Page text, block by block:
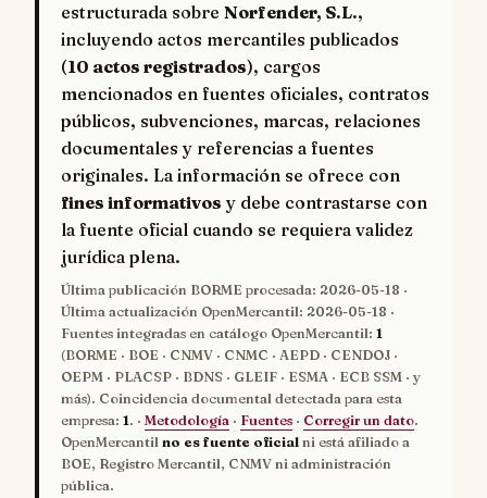
estructurada sobre Norfender, S.L.,
incluyendo actos mercantiles publicados
(10 actos registrados), cargos
mencionados en fuentes oficiales, contratos
públicos, subvenciones, marcas, relaciones
documentales y referencias a fuentes
originales. La información se ofrece con
fines informativos y debe contrastarse con
la fuente oficial cuando se requiera validez
jurídica plena.
Última publicación BORME procesada: 2026-05-18 ·
Última actualización OpenMercantil: 2026-05-18 ·
Fuentes integradas en catálogo OpenMercantil: 1
(BORME · BOE · CNMV · CNMC · AEPD · CENDOJ ·
OEPM · PLACSP · BDNS · GLEIF · ESMA · ECB SSM · y
más). Coincidencia documental detectada para esta
empresa: 1. · Metodología · Fuentes · Corregir un dato.
OpenMercantil no es fuente oficial ni está afiliado a
BOE, Registro Mercantil, CNMV ni administración
pública.